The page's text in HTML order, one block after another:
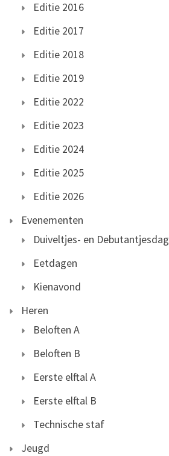
Editie 2016
Editie 2017
Editie 2018
Editie 2019
Editie 2022
Editie 2023
Editie 2024
Editie 2025
Editie 2026
Evenementen
Duiveltjes- en Debutantjesdag
Eetdagen
Kienavond
Heren
Beloften A
Beloften B
Eerste elftal A
Eerste elftal B
Technische staf
Jeugd